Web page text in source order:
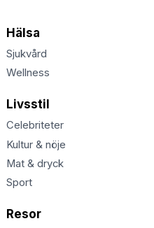
Hälsa
Sjukvård
Wellness
Livsstil
Celebriteter
Kultur & nöje
Mat & dryck
Sport
Resor